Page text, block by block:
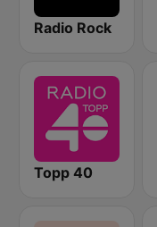
Radio Rock
Topp 40